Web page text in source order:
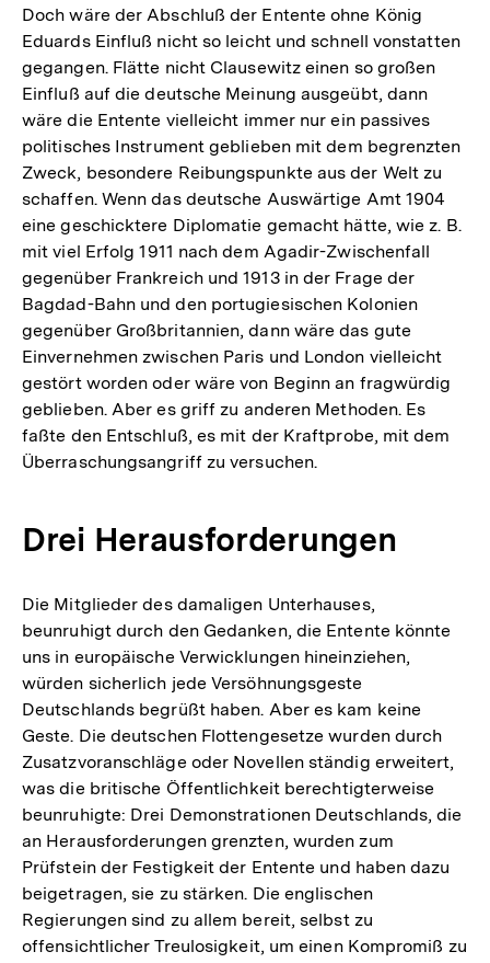
Doch wäre der Abschluß der Entente ohne König
Eduards Einfluß nicht so leicht und schnell vonstatten
gegangen. Flätte nicht Clausewitz einen so großen
Einfluß auf die deutsche Meinung ausgeübt, dann
wäre die Entente vielleicht immer nur ein passives
politisches Instrument geblieben mit dem begrenzten
Zweck, besondere Reibungspunkte aus der Welt zu
schaffen. Wenn das deutsche Auswärtige Amt 1904
eine geschicktere Diplomatie gemacht hätte, wie z. B.
mit viel Erfolg 1911 nach dem Agadir-Zwischenfall
gegenüber Frankreich und 1913 in der Frage der
Bagdad-Bahn und den portugiesischen Kolonien
gegenüber Großbritannien, dann wäre das gute
Einvernehmen zwischen Paris und London vielleicht
gestört worden oder wäre von Beginn an fragwürdig
geblieben. Aber es griff zu anderen Methoden. Es
faßte den Entschluß, es mit der Kraftprobe, mit dem
Überraschungsangriff zu versuchen.
Drei Herausforderungen
Die Mitglieder des damaligen Unterhauses,
beunruhigt durch den Gedanken, die Entente könnte
uns in europäische Verwicklungen hineinziehen,
würden sicherlich jede Versöhnungsgeste
Deutschlands begrüßt haben. Aber es kam keine
Geste. Die deutschen Flottengesetze wurden durch
Zusatzvoranschläge oder Novellen ständig erweitert,
was die britische Öffentlichkeit berechtigterweise
beunruhigte: Drei Demonstrationen Deutschlands, die
an Herausforderungen grenzten, wurden zum
Prüfstein der Festigkeit der Entente und haben dazu
beigetragen, sie zu stärken. Die englischen
Regierungen sind zu allem bereit, selbst zu
offensichtlicher Treulosigkeit, um einen Kompromiß zu